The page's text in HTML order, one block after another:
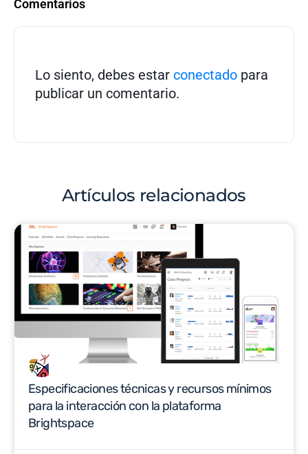
Comentarios
Lo siento, debes estar conectado para
publicar un comentario.
Artículos relacionados
Especificaciones técnicas y recursos mínimos
para la interacción con la plataforma
Brightspace